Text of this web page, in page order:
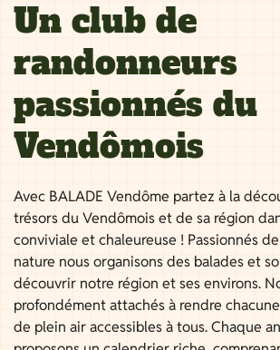
Un club de
randonneurs
passionnés du
Vendômois
Avec BALADE Vendôme partez à la
trésors du Vendômois et de sa région
conviviale et chaleureuse ! Passionnés
nature nous organisons des balades et
découvrir notre région et ses environs.
profondément attachés à rendre
de plein air accessibles à tous. Chaque